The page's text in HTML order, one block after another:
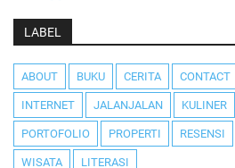
LABEL
ABOUT BUKU CERITA CONTACT
INTERNET JALANJALAN KULINER
PORTOFOLIO PROPERTI RESENSI
WISATA LITERASI